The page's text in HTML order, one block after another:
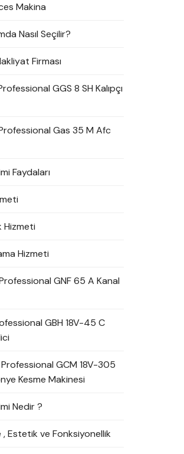
Makina
Nasıl Seçilir?
Firması
GGS 8 SH Kalıpçı
Gas 35 M Afc
Faydaları
Hizmeti
Hizmeti
GNF 65 A Kanal
GBH 18V-45 C
GCM 18V-305
Kesme Makinesi
Nedir ?
Estetik ve Fonksiyonellik